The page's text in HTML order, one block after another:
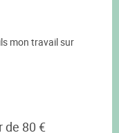
mon travail sur
de 80 €